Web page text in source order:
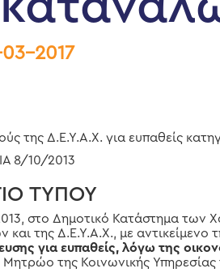
2017
της Δ.Ε.Υ.Α.Χ. για ευπαθείς
8/10/2013
ΤΥΠΟΥ
στο Δημοτικό Κατάστημα των
της Δ.Ε.Υ.Α.Χ., με αντικείμενο
για ευπαθείς, λόγω της
της Κοινωνικής